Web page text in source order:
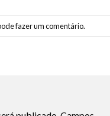
fazer um comentário.